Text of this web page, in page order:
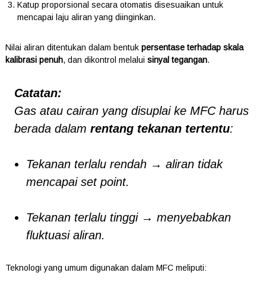
Katup proporsional secara otomatis disesuaikan untuk
mencapai laju aliran yang diinginkan.
Nilai aliran ditentukan dalam bentuk persentase terhadap skala
kalibrasi penuh, dan dikontrol melalui sinyal tegangan.
Catatan:
Gas atau cairan yang disuplai ke MFC harus
berada dalam rentang tekanan tertentu:
Tekanan terlalu rendah → aliran tidak
mencapai set point.
Tekanan terlalu tinggi → menyebabkan
fluktuasi aliran.
Teknologi yang umum digunakan dalam MFC meliputi: